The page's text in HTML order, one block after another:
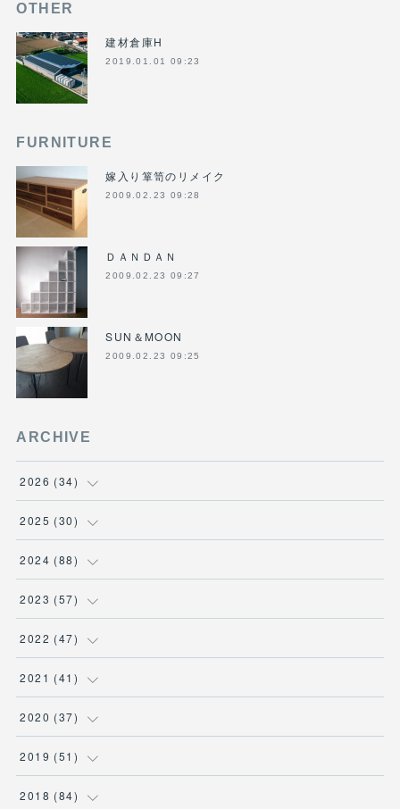
OTHER
建材倉庫H
2019.01.01 09:23
FURNITURE
嫁入り箪笥のリメイク
2009.02.23 09:28
ＤＡＮＤＡＮ
2009.02.23 09:27
SUN＆MOON
2009.02.23 09:25
ARCHIVE
2026 (34)
(1)
(4)
(3)
(5)
2025 (30)
(6)
(4)
(3)
( 2 )
2024 (88)
(7)
(8)
( 9 )
(3)
2023 (57)
(7)
( 6 )
(4)
( 3 )
2022 (47)
(7 )
(7)
(3 )
( 7 )
2021 (41 )
(2)
(3 )
( 2 )
2020 (37)
(7 )
(1 )
2019 (51 )
(1)
2018 (84)